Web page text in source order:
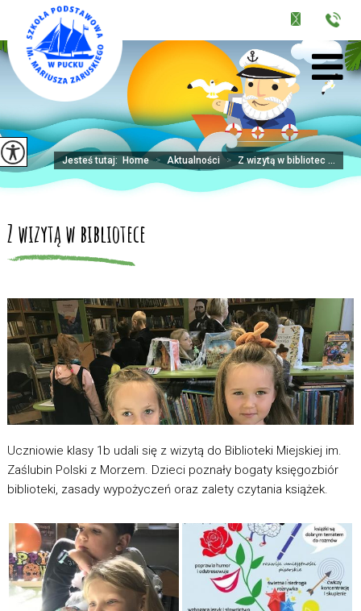
Jesteś tutaj: Home > Aktualności > Z wizytą w bibliotec ...
Z wizytą w bibliotece
Uczniowie klasy 1b udali się z wizytą do Biblioteki Miejskiej im.
Zaślubin Polski z Morzem. Dzieci poznały bogaty księgozbiór
biblioteki, zasady wypożyczeń oraz zalety czytania książek.